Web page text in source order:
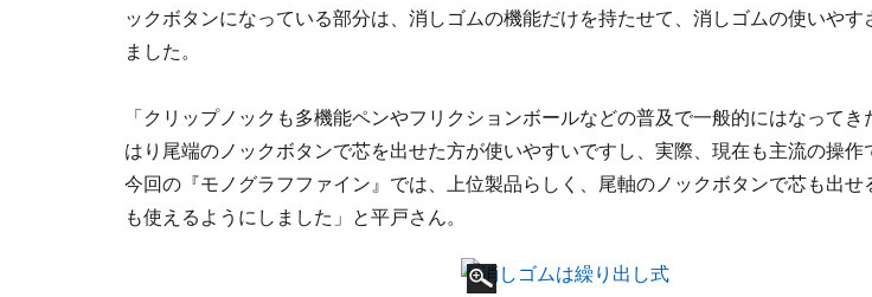
ックボタンになっている部分は、消しゴムの機能だけを持たせて、消しゴムの使いやす
ました。
「クリップノックも多機能ペンやフリクションボールなどの普及で一般的にはなってき
はり尾端のノックボタンで芯を出せた方が使いやすいですし、実際、現在も主流の操作
今回の『モノグラフファイン』では、上位製品らしく、尾軸のノックボタンで芯も出せ
も使えるようにしました」と平戸さん。